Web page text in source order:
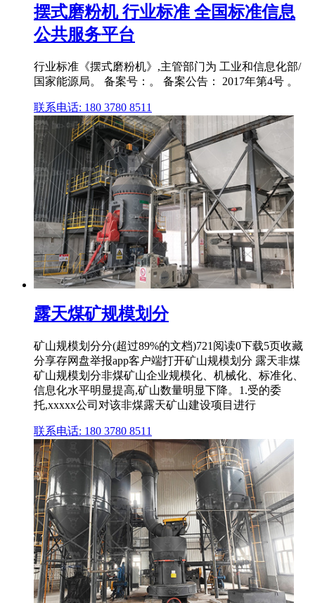
摆式磨粉机 行业标准 全国标准信息
公共服务平台
行业标准《摆式磨粉机》,主管部门为 工业和信息化部/
国家能源局。 备案号：。 备案公告： 2017年第4号 。
联系电话: 180 3780 8511
露天煤矿规模划分
矿山规模划分分(超过89%的文档)721阅读0下载5页收藏
分享存网盘举报app客户端打开矿山规模划分 露天非煤
矿山规模划分非煤矿山企业规模化、机械化、标准化、
信息化水平明显提高,矿山数量明显下降。1.受的委
托,xxxxx公司对该非煤露天矿山建设项目进行
联系电话: 180 3780 8511